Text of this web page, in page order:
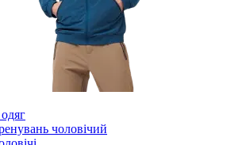
чоловічий